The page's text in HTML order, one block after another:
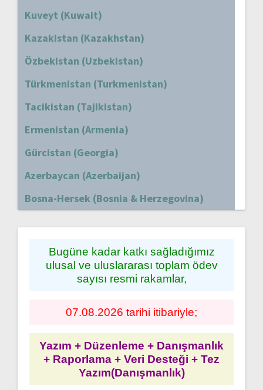
Kuveyt (Kuwait)
Kazakistan (Kazakhstan)
Özbekistan (Uzbekistan)
Türkmenistan (Turkmenistan)
Tacikistan (Tajikistan)
Ermenistan (Armenia)
Gürcistan (Georgia)
Azerbaycan (Azerbaijan)
Bosna-Hersek (Bosnia & Herzegovina)
Bugüne kadar katkı sağladığımız
ulusal ve uluslararası toplam ödev
sayısı resmi rakamlar,
07.08.2026 tarihi itibariyle;
Yazım + Düzenleme + Danışmanlık
+ Raporlama + Veri Desteği + Tez
Yazım(Danışmanlık)